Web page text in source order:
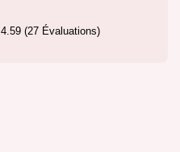
4.59 (27 Évaluations)